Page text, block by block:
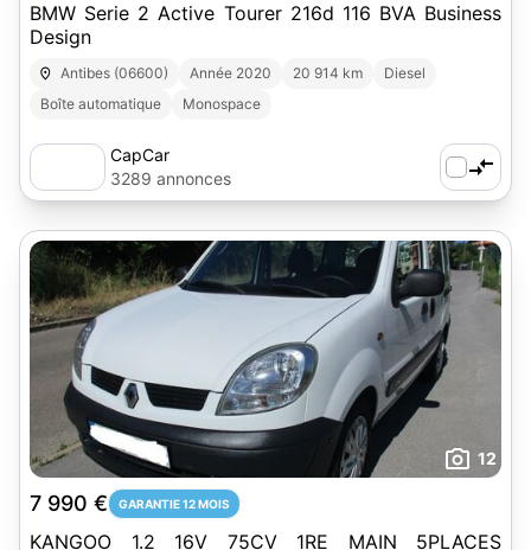
BMW Serie 2 Active Tourer 216d 116 BVA Business
Design
Antibes (06600) Année 2020 20 914 km
Diesel
Boîte automatique
Monospace
CapCar
3289 annonces
12
7 990 € GARANTIE 12 MOIS
KANGOO 1.2 16V 75CV 1RE MAIN 5PLACES